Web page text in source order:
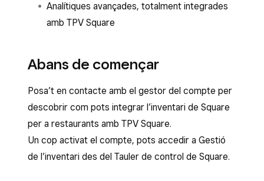
Analítiques avançades, totalment integrades
amb TPV Square
Abans de començar
Posa’t en contacte amb el gestor del compte per
descobrir com pots integrar l’inventari de Square
per a restaurants amb TPV Square.
Un cop activat el compte, pots accedir a Gestió
de l’inventari des del Tauler de control de Square.